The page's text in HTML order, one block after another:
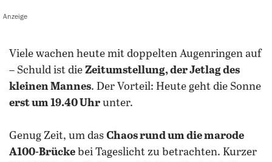
Anzeige
viele wachen heute mit doppelten Augenringen auf
– Schuld ist die Zeitumstellung, der Jetlag des
kleinen Mannes. Der Vorteil: Heute geht die Sonne
erst um 19.40 Uhr unter.
Genug Zeit, um das Chaos rund um die marode
A100-Brücke bei Tageslicht zu betrachten. Kurzer